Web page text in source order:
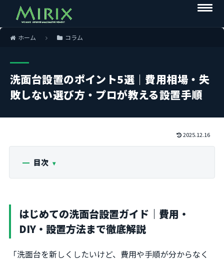
ホーム コラム
洗面台設置のポイント5選｜費用相場・失
敗しない選び方・プロが教える設置手順
2025.12.16
目次
はじめての洗面台設置ガイド｜費用・
DIY・設置方法まで徹底解説
「洗面台を新しくしたいけど、費用や手順が分からなく